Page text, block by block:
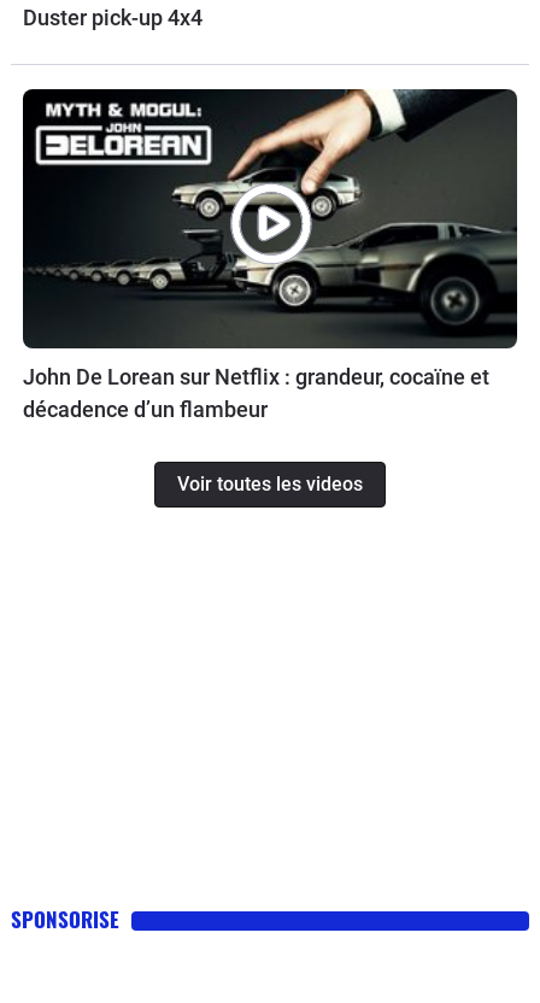
Duster pick-up 4x4
John De Lorean sur Netflix : grandeur, cocaïne et
décadence d’un flambeur
Voir toutes les videos
SPONSORISE